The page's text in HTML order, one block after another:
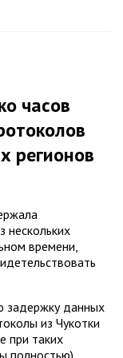
часов
регионов
нескольких
времени,
задержку данных
из Чукотки
при таких
полностью).